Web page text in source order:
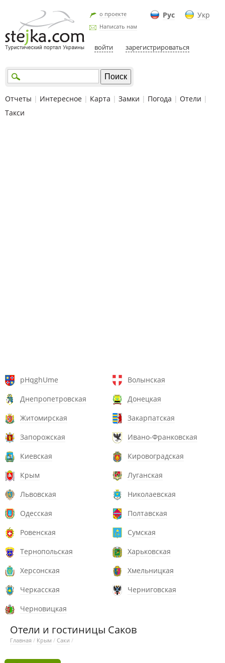
Рус Укр
о проекте
Написать нам
войти зарегистрироваться
Отчеты | Интересное | Карта | Замки | Погода | Отели |
Такси
pHqghUme
Волынская
Днепропетровская
Донецкая
Житомирская
Закарпатская
Запорожская
Ивано-Франковская
Киевская
Кировоградская
Крым
Луганская
Львовская
Николаевская
Одесская
Полтавская
Ровенская
Сумская
Тернопольская
Харьковская
Херсонская
Хмельницкая
Черкасская
Черниговская
Черновицкая
Отели и гостиницы Саков
Главная / Крым / Саки /